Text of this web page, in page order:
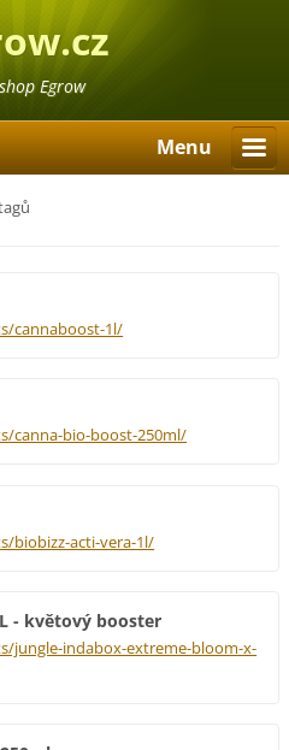
Egrow
Menu
cannaboost-1l/
canna-bio-boost-250ml/
biobizz-acti-vera-1l/
- květový booster
jungle-indabox-extreme-bloom-x-